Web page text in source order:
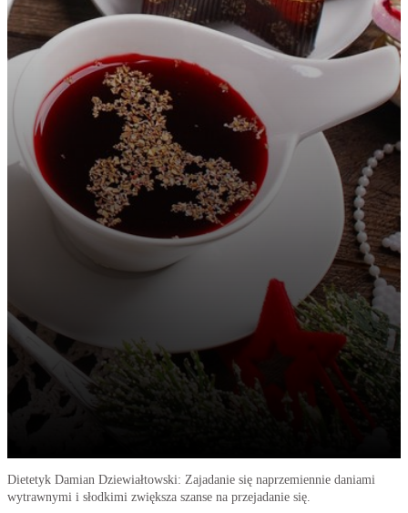
Dietetyk Damian Dziewiałtowski: Zajadanie się naprzemiennie daniami
wytrawnymi i słodkimi zwiększa szanse na przejadanie się.